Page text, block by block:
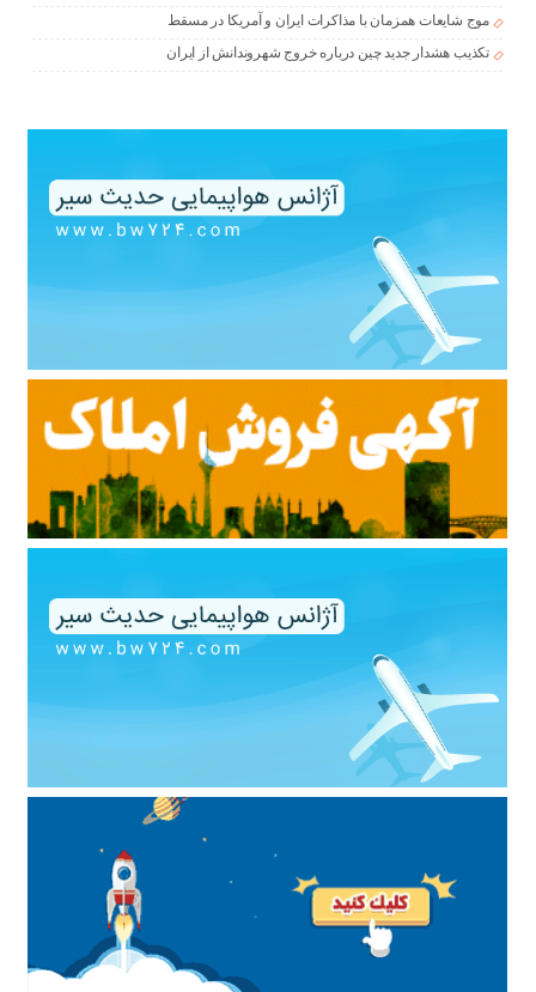
موج شایعات همزمان با مذاکرات ایران و آمریکا در مسقط
تکذیب هشدار جدید چین درباره خروج شهروندانش از ایران